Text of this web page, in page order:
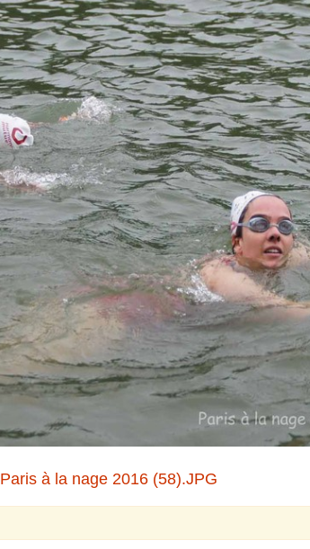
Paris à la nage 2016 (58).JPG